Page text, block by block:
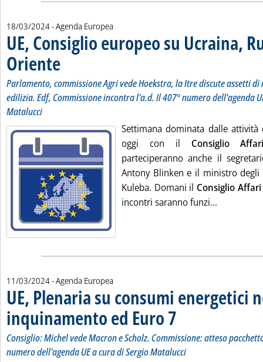
18/03/2024- Agenda Europea
UE, Consiglio europeo su Ucraina,
Oriente . Sottotitolo: Parlamento, commissione Agri vede Hoekstra, la Itre
. Pubblicata lunedì 18 marzo 2024 alle 11.42.
Parlamento, commissione Agri vede Hoekstra, la Itre discute assetti di
edilizia. Edf, Commissione incontra l'a.d. Il 407° numero dell'agenda
Matalucci
Settimana dominata dalle attività
oggi con il Consiglio
parteciperanno anche il
Antony Blinken e il ministro degli
Kuleba. Domani il Consiglio
incontri saranno funzi...
11/03/2024- Agenda Europea
UE, Plenaria su consumi energetici
inquinamento ed Euro 7 . Sottotitolo: Consiglio:
. Pubblicata lunedì 11 marzo
Consiglio: Michel vede Macron e Scholz. Commissione: atteso
numero dell'agenda UE a cura di Sergio Matalucci